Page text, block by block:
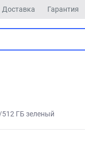
Доставка Гарантия
ГБ зеленый